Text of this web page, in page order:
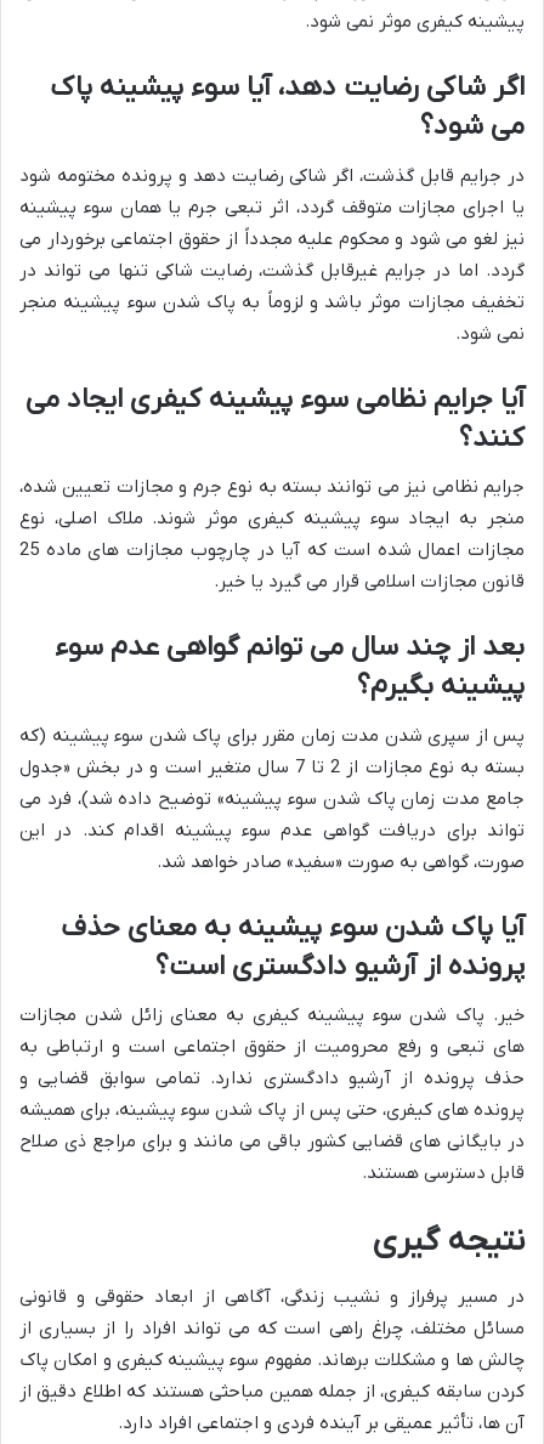
پیشینه کیفری موثر نمی شود.
اگر شاکی رضایت دهد، آیا سوء پیشینه پاک
می شود؟
در جرایم قابل گذشت، اگر شاکی رضایت دهد و پرونده مختومه شود
یا اجرای مجازات متوقف گردد، اثر تبعی جرم یا همان سوء پیشینه
نیز لغو می شود و محکوم علیه مجدداً از حقوق اجتماعی برخوردار می
گردد. اما در جرایم غیرقابل گذشت، رضایت شاکی تنها می تواند در
تخفیف مجازات موثر باشد و لزوماً به پاک شدن سوء پیشینه منجر
نمی شود.
آیا جرایم نظامی سوء پیشینه کیفری ایجاد می
کنند؟
جرایم نظامی نیز می توانند بسته به نوع جرم و مجازات تعیین شده،
منجر به ایجاد سوء پیشینه کیفری موثر شوند. ملاک اصلی، نوع
مجازات اعمال شده است که آیا در چارچوب مجازات های ماده 25
قانون مجازات اسلامی قرار می گیرد یا خیر.
بعد از چند سال می توانم گواهی عدم سوء
پیشینه بگیرم؟
پس از سپری شدن مدت زمان مقرر برای پاک شدن سوء پیشینه (که
بسته به نوع مجازات از 2 تا 7 سال متغیر است و در بخش «جدول
جامع مدت زمان پاک شدن سوء پیشینه» توضیح داده شد)، فرد می
تواند برای دریافت گواهی عدم سوء پیشینه اقدام کند. در این
صورت، گواهی به صورت «سفید» صادر خواهد شد.
آیا پاک شدن سوء پیشینه به معنای حذف
پرونده از آرشیو دادگستری است؟
خیر. پاک شدن سوء پیشینه کیفری به معنای زائل شدن مجازات
های تبعی و رفع محرومیت از حقوق اجتماعی است و ارتباطی به
حذف پرونده از آرشیو دادگستری ندارد. تمامی سوابق قضایی و
پرونده های کیفری، حتی پس از پاک شدن سوء پیشینه، برای همیشه
در بایگانی های قضایی کشور باقی می مانند و برای مراجع ذی صلاح
قابل دسترسی هستند.
نتیجه گیری
در مسیر پرفراز و نشیب زندگی، آگاهی از ابعاد حقوقی و قانونی
مسائل مختلف، چراغ راهی است که می تواند افراد را از بسیاری از
چالش ها و مشکلات برهاند. مفهوم سوء پیشینه کیفری و امکان پاک
کردن سابقه کیفری، از جمله همین مباحثی هستند که اطلاع دقیق از
آن ها، تأثیر عمیقی بر آینده فردی و اجتماعی افراد دارد.